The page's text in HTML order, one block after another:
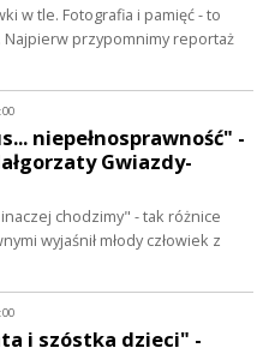
w tle. Fotografia i pamięć - to
przypomnimy reportaż
niepełnosprawność" -
Gwiazdy-
chodzimy" - tak różnice
wyjaśnił młody człowiek z
i szóstka dzieci" -